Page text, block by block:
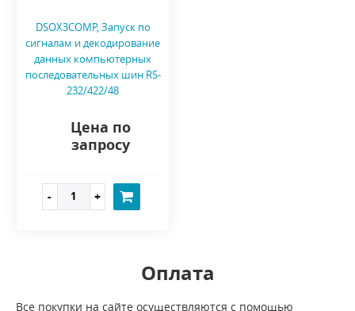
DSOX3COMP, Запуск по
сигналам и декодирование
данных компьютерных
последовательных шин RS-
232/422/48
Цена по
запросу
Оплата
Все покупки на сайте осуществляются с помощью